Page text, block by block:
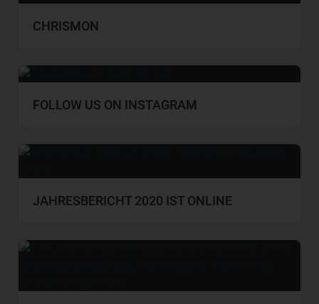
CHRISMON
FOLLOW US ON INSTAGRAM
JAHRESBERICHT 2020 IST ONLINE